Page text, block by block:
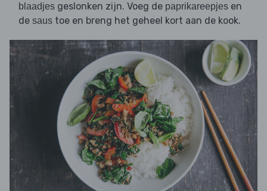
blaadjes geslonken zijn. Voeg de paprikareepjes en
de saus toe en breng het geheel kort aan de kook.